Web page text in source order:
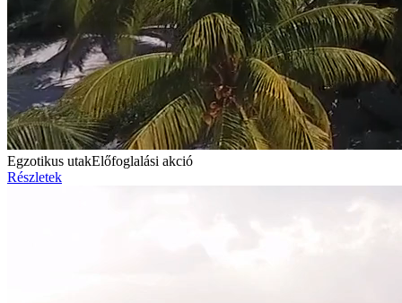
Egzotikus utakElőfoglalási akció
Részletek